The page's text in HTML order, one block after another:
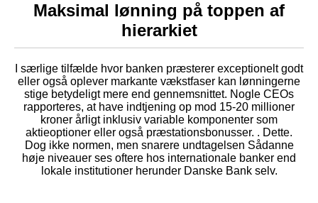
Maksimal lønning på toppen af
hierarkiet
I særlige tilfælde hvor banken præsterer exceptionelt godt
eller også oplever markante vækstfaser kan lønningerne
stige betydeligt mere end gennemsnittet. Nogle CEOs
rapporteres, at have indtjening op mod 15-20 millioner
kroner årligt inklusiv variable komponenter som
aktieoptioner eller også præstationsbonusser. . Dette.
Dog ikke normen, men snarere undtagelsen Sådanne
høje niveauer ses oftere hos internationale banker end
lokale institutioner herunder Danske Bank selv.